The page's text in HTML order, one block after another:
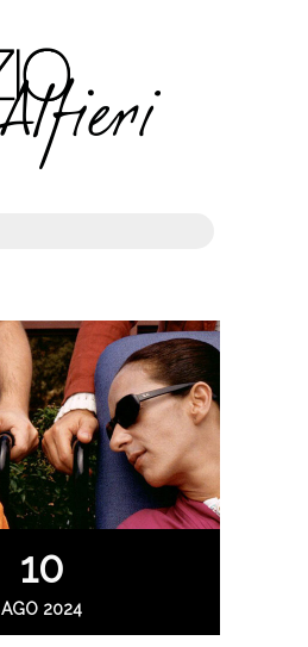
10
AGO 2024